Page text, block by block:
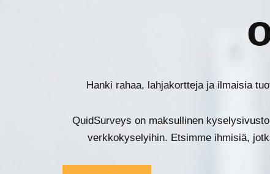
Hanki rahaa, lahjakortteja ja ilmaisia
QuidSurveys on maksullinen
verkkokyselyihin. Etsimme ihmisiä,